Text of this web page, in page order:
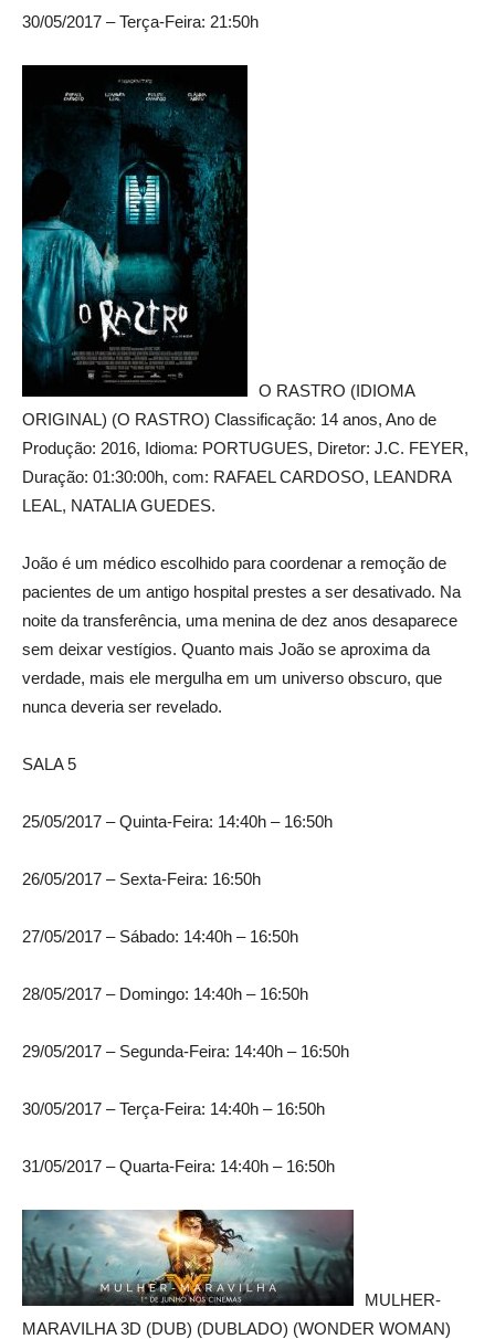
30/05/2017 – Terça-Feira: 21:50h
O RASTRO (IDIOMA
ORIGINAL) (O RASTRO) Classificação: 14 anos, Ano de
Produção: 2016, Idioma: PORTUGUES, Diretor: J.C. FEYER,
Duração: 01:30:00h, com: RAFAEL CARDOSO, LEANDRA
LEAL, NATALIA GUEDES.
João é um médico escolhido para coordenar a remoção de
pacientes de um antigo hospital prestes a ser desativado. Na
noite da transferência, uma menina de dez anos desaparece
sem deixar vestígios. Quanto mais João se aproxima da
verdade, mais ele mergulha em um universo obscuro, que
nunca deveria ser revelado.
SALA 5
25/05/2017 – Quinta-Feira: 14:40h – 16:50h
26/05/2017 – Sexta-Feira: 16:50h
27/05/2017 – Sábado: 14:40h – 16:50h
28/05/2017 – Domingo: 14:40h – 16:50h
29/05/2017 – Segunda-Feira: 14:40h – 16:50h
30/05/2017 – Terça-Feira: 14:40h – 16:50h
31/05/2017 – Quarta-Feira: 14:40h – 16:50h
MULHER-
MARAVILHA 3D (DUB) (DUBLADO) (WONDER WOMAN)